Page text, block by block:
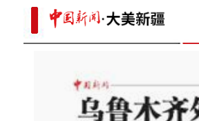
（进博故事